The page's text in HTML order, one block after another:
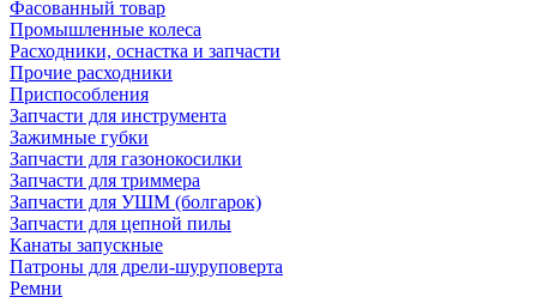
Фасованный товар
Промышленные колеса
Расходники, оснастка и запчасти
Прочие расходники
Приспособления
Запчасти для инструмента
Зажимные губки
Запчасти для газонокосилки
Запчасти для триммера
Запчасти для УШМ (болгарок)
Запчасти для цепной пилы
Канаты запускные
Патроны для дрели-шуруповерта
Ремни